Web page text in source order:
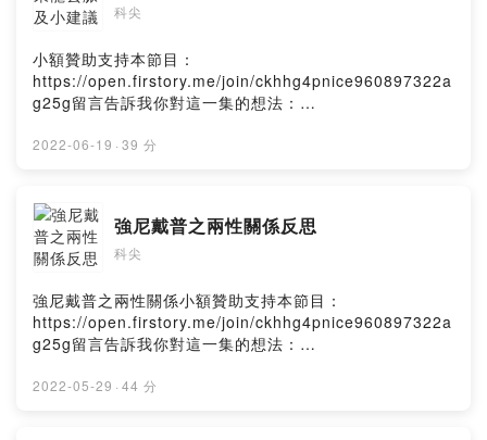
科尖
小額贊助支持本節目：
https://open.firstory.me/join/ckhhg4pnice960897322a
g25g留言告訴我你對這一集的想法：
ag25g/commentsPowered by Firstory Hosting
2022-06-19 · 39 分
強尼戴普之兩性關係反思
科尖
強尼戴普之兩性關係小額贊助支持本節目：
https://open.firstory.me/join/ckhhg4pnice960897322a
g25g留言告訴我你對這一集的想法：
ag25g/commentsPowered by Firstory Hosting
2022-05-29 · 44 分